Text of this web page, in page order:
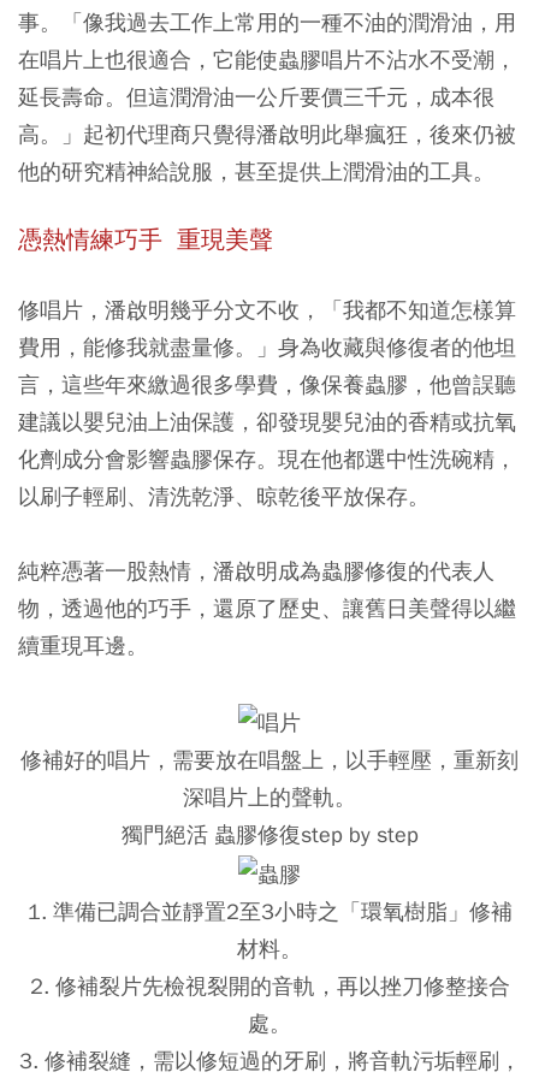
事。「像我過去工作上常用的一種不油的潤滑油，用
在唱片上也很適合，它能使蟲膠唱片不沾水不受潮，
延長壽命。但這潤滑油一公斤要價三千元，成本很
高。」起初代理商只覺得潘啟明此舉瘋狂，後來仍被
他的研究精神給說服，甚至提供上潤滑油的工具。
憑熱情練巧手 重現美聲
修唱片，潘啟明幾乎分文不收，「我都不知道怎樣算
費用，能修我就盡量修。」身為收藏與修復者的他坦
言，這些年來繳過很多學費，像保養蟲膠，他曾誤聽
建議以嬰兒油上油保護，卻發現嬰兒油的香精或抗氧
化劑成分會影響蟲膠保存。現在他都選中性洗碗精，
以刷子輕刷、清洗乾淨、晾乾後平放保存。
純粹憑著一股熱情，潘啟明成為蟲膠修復的代表人
物，透過他的巧手，還原了歷史、讓舊日美聲得以繼
續重現耳邊。
修補好的唱片，需要放在唱盤上，以手輕壓，重新刻
深唱片上的聲軌。
獨門絕活 蟲膠修復step by step
1. 準備已調合並靜置2至3小時之「環氧樹脂」修補
材料。
2. 修補裂片先檢視裂開的音軌，再以挫刀修整接合
處。
3. 修補裂縫，需以修短過的牙刷，將音軌污垢輕刷，